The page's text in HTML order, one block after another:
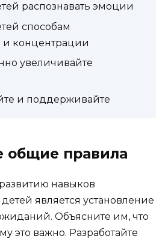
распознавать эмоции
способам
и концентрации
увеличивайте
и поддерживайте
общие правила
навыков
является установление
Объясните им, что
это важно. Разработайте